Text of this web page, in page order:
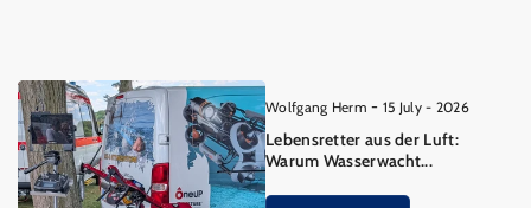
Wolfgang Herm- 15 July - 2026
Lebensretter aus der Luft:
Warum Wasserwacht...